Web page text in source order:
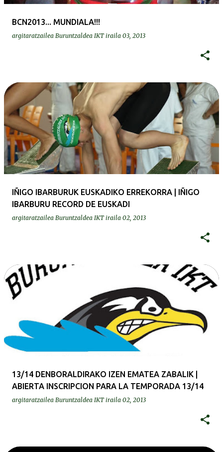
BCN2013... MUNDIALA!!!
argitaratzailea Buruntzaldea IKT iraila 03, 2013
IÑIGO IBARBURUK EUSKADIKO ERREKORRA | IÑIGO
IBARBURU RECORD DE EUSKADI
argitaratzailea Buruntzaldea IKT iraila 02, 2013
13/14 DENBORALDIRAKO IZEN EMATEA ZABALIK |
ABIERTA INSCRIPCION PARA LA TEMPORADA 13/14
argitaratzailea Buruntzaldea IKT iraila 02, 2013